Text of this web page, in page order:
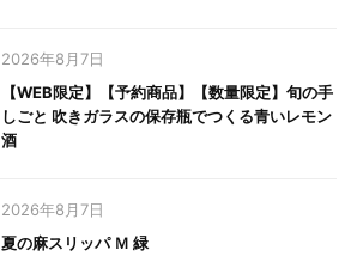
2026年8月7日
【WEB限定】【予約商品】【数量限定】旬の手
しごと 吹きガラスの保存瓶でつくる青いレモン
酒
2026年8月7日
夏の麻スリッパ Ｍ 緑